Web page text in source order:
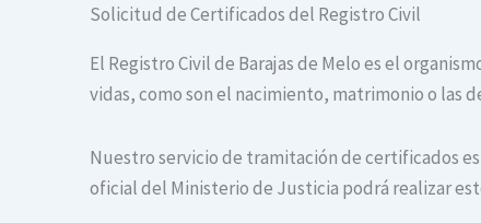
Solicitud de Certificados del Registro Civil
El Registro Civil de Barajas de Melo es el
vidas, como son el nacimiento, matrimonio o las
Nuestro servicio de tramitación de certificados
oficial del Ministerio de Justicia podrá realizar